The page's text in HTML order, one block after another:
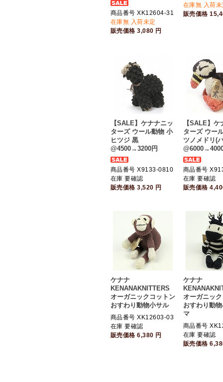
商品番号 XK12604-31
在庫無 入荷未定
販売価格3,080 円
在庫無 入荷
販売価格
【SALE】ケナナニッ
ターズ ウール動物 小
ヒツジ 黒
@4500→3200円
商品番号 X9133-0810
在庫 要確認
販売価格3,520 円
【SALE】ケ
ターズ ウー
ツノメドリ(
商品番号
在庫 要確認
販売価格
ケナナ
KENANAKNITTERS
オーガニックコットン
おすわり動物小サル
商品番号 XK12603-03
在庫 要確認
販売価格6,380 円
ケナナ
オーガニッ
おすわり動
マ
商品番号
在庫 要確認
販売価格